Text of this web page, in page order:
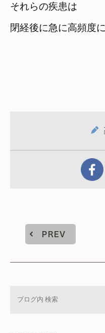
それらの疾患は
閉経後に急に高頻度
PREV